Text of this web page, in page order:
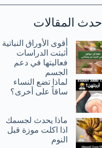
أحدث المقالات
أقوى الأوراق النباتية
أثبتت الدراسات
فعاليتها في دعم
الجسم
لماذا تضع النساء
ساقاً على أخرى؟
ماذا يحدث لجسمك
اذا اكلت موزة قبل
النوم